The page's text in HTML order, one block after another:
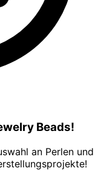
Beads!
an Perlen und